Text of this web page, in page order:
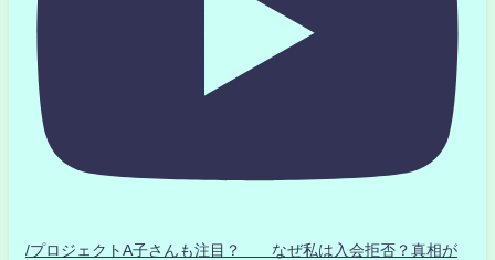
/プロジェクトA子さんも注目？ なぜ私は入会拒否？真相が